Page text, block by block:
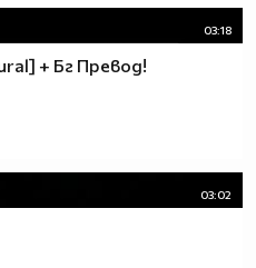
03:18
+ Бг Превод!
03:02